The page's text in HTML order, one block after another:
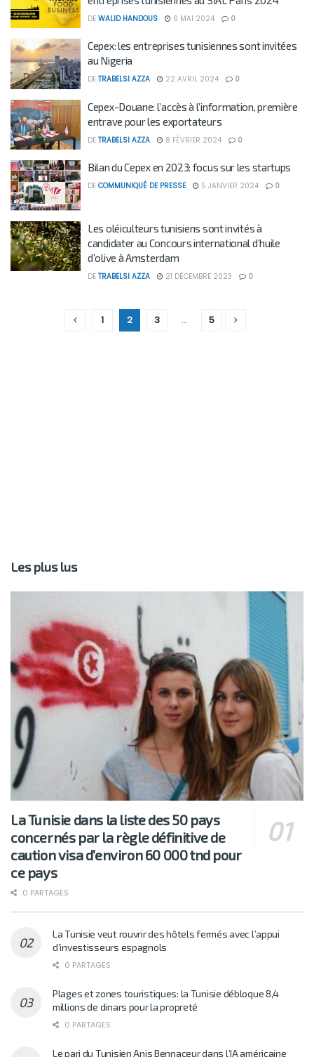
DE WALID HANDOUS 6 MAI 2024 0
Cepex: les entreprises tunisiennes sont invitées
au Nigeria
DE TRABELSI AZZA 22 AVRIL 2024 0
Cepex-Douane: l’accès à l’information, première
entrave pour les exportateurs
DE TRABELSI AZZA 8 FÉVRIER 2024 0
Bilan du Cepex en 2023: focus sur les startups
DE COMMUNIQUÉ DE PRESSE 5 JANVIER 2024 0
Les oléiculteurs tunisiens sont invités à
candidater au Concours international d’huile
d’olive à Amsterdam
DE TRABELSI AZZA 21 DÉCEMBRE 2023 0
1 2 3 … 5
Les plus lus
La Tunisie dans la liste des 50 pays
concernés par la règle définitive de
caution visa d’environ 60 000 tnd pour
ce pays
0 PARTAGES
La Tunisie veut rouvrir des hôtels fermés avec l’appui
d’investisseurs espagnols
0 PARTAGES
Plages et zones touristiques: la Tunisie débloque 8,4
millions de dinars pour la propreté
0 PARTAGES
Le pari du Tunisien Anis Bennaceur dans l’IA américaine